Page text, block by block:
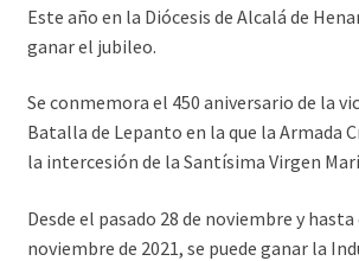
Nosotros
Este año en la Diócesis de Alcalá de
ganar el jubileo.
Se conmemora el 450 aniversario de la
Batalla de Lepanto en la que la Armada
la intercesión de la Santísima Virgen
Desde el pasado 28 de noviembre y hasta
noviembre de 2021, se puede ganar la